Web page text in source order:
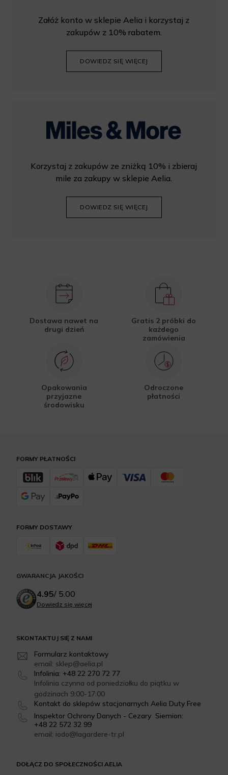
Załóż konto w sklepie Aelia i korzystaj z
zakupów z 10% rabatem.
DOWIEDZ SIĘ WIĘCEJ
Korzystaj z zakupów ze zniżką 10% i zbieraj
mile za zakupy w sklepie Aelia.
DOWIEDZ SIĘ WIĘCEJ
Dostawa nawet na
drugi dzień
Gratis 2 próbki do
każdego
zamówienia
Opakowania
przyjazne
środowisku
Odroczone
płatności
DOŁĄCZ DO SPOŁECZNOŚCI AELIA
SKONTAKTUJ SIĘ Z NAMI
Formularz kontaktowy
email: sklep@aelia.pl
Infolinia: +48 22 270 72 77
Infolinia czynna od poniedziałku do piątku w
godzinach 9:00-17:00
Kontakt do sklepów stacjonarnych Aelia Duty Free
Inspektor Ochrony Danych - Cezary Siemion:
+48 22 572 32 99
email: iodo@lagardere-tr.pl
FORMY DOSTAWY
FORMY PŁATNOŚCI
GWARANCJA JAKOŚCI
4.95/ 5.00
Dowiedz się więcej